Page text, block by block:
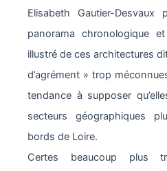
Elisabeth Gautier-Desvaux
panorama chronologique
illustré de ces architectures
d’agrément » trop
tendance à supposer
secteurs géographiques
bords de Loire.
Certes beaucoup plus